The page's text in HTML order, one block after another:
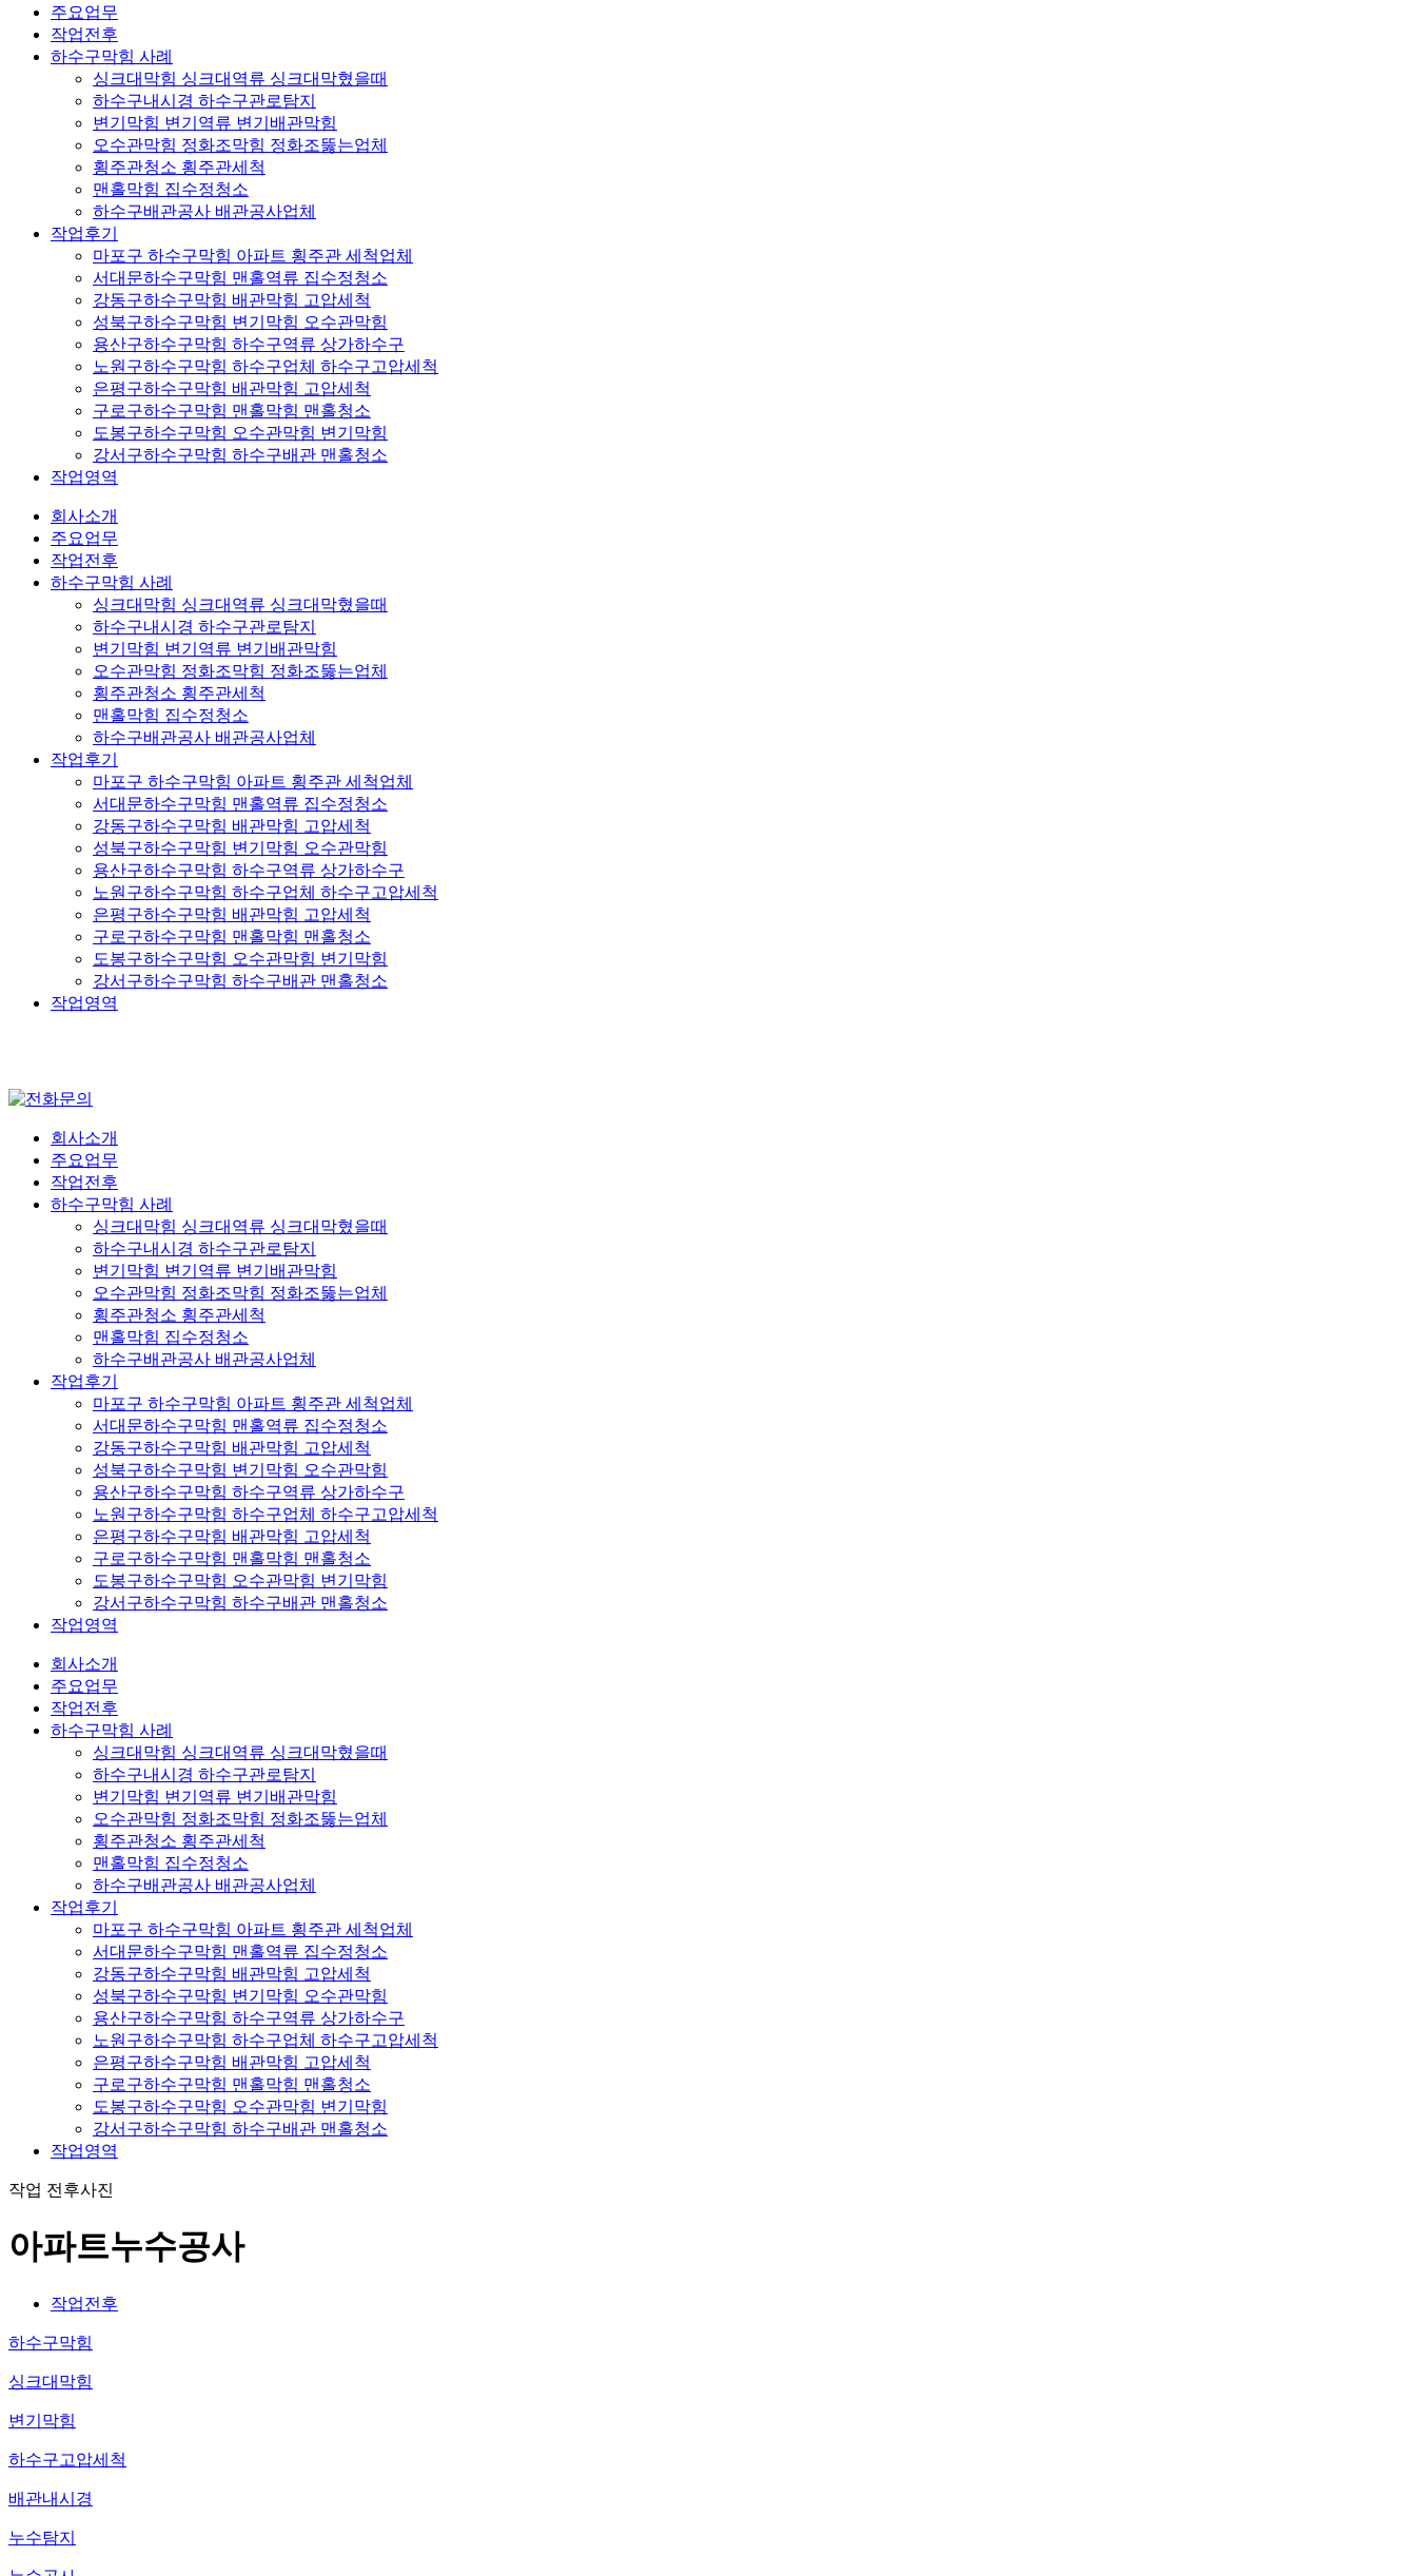
주요업무
작업전후
하수구막힘 사례
싱크대막힘 싱크대역류 싱크대막혔을때
하수구내시경 하수구관로탐지
변기막힘 변기역류 변기배관막힘
오수관막힘 정화조막힘 정화조뚫는업체
횡주관청소 횡주관세척
맨홀막힘 집수정청소
하수구배관공사 배관공사업체
작업후기
마포구 하수구막힘 아파트 횡주관 세척업체
서대문하수구막힘 맨홀역류 집수정청소
강동구하수구막힘 배관막힘 고압세척
성북구하수구막힘 변기막힘 오수관막힘
용산구하수구막힘 하수구역류 상가하수구
노원구하수구막힘 하수구업체 하수구고압세척
은평구하수구막힘 배관막힘 고압세척
구로구하수구막힘 맨홀막힘 맨홀청소
도봉구하수구막힘 오수관막힘 변기막힘
강서구하수구막힘 하수구배관 맨홀청소
작업영역
회사소개
주요업무
작업전후
하수구막힘 사례
싱크대막힘 싱크대역류 싱크대막혔을때
하수구내시경 하수구관로탐지
변기막힘 변기역류 변기배관막힘
오수관막힘 정화조막힘 정화조뚫는업체
횡주관청소 횡주관세척
맨홀막힘 집수정청소
하수구배관공사 배관공사업체
작업후기
마포구 하수구막힘 아파트 횡주관 세척업체
서대문하수구막힘 맨홀역류 집수정청소
강동구하수구막힘 배관막힘 고압세척
성북구하수구막힘 변기막힘 오수관막힘
용산구하수구막힘 하수구역류 상가하수구
노원구하수구막힘 하수구업체 하수구고압세척
은평구하수구막힘 배관막힘 고압세척
구로구하수구막힘 맨홀막힘 맨홀청소
도봉구하수구막힘 오수관막힘 변기막힘
강서구하수구막힘 하수구배관 맨홀청소
작업영역
회사소개
주요업무
작업전후
하수구막힘 사례
싱크대막힘 싱크대역류 싱크대막혔을때
하수구내시경 하수구관로탐지
변기막힘 변기역류 변기배관막힘
오수관막힘 정화조막힘 정화조뚫는업체
횡주관청소 횡주관세척
맨홀막힘 집수정청소
하수구배관공사 배관공사업체
작업후기
마포구 하수구막힘 아파트 횡주관 세척업체
서대문하수구막힘 맨홀역류 집수정청소
강동구하수구막힘 배관막힘 고압세척
성북구하수구막힘 변기막힘 오수관막힘
용산구하수구막힘 하수구역류 상가하수구
노원구하수구막힘 하수구업체 하수구고압세척
은평구하수구막힘 배관막힘 고압세척
구로구하수구막힘 맨홀막힘 맨홀청소
도봉구하수구막힘 오수관막힘 변기막힘
강서구하수구막힘 하수구배관 맨홀청소
작업영역
회사소개
주요업무
작업전후
하수구막힘 사례
싱크대막힘 싱크대역류 싱크대막혔을때
하수구내시경 하수구관로탐지
변기막힘 변기역류 변기배관막힘
오수관막힘 정화조막힘 정화조뚫는업체
횡주관청소 횡주관세척
맨홀막힘 집수정청소
하수구배관공사 배관공사업체
작업후기
마포구 하수구막힘 아파트 횡주관 세척업체
서대문하수구막힘 맨홀역류 집수정청소
강동구하수구막힘 배관막힘 고압세척
성북구하수구막힘 변기막힘 오수관막힘
용산구하수구막힘 하수구역류 상가하수구
노원구하수구막힘 하수구업체 하수구고압세척
은평구하수구막힘 배관막힘 고압세척
구로구하수구막힘 맨홀막힘 맨홀청소
도봉구하수구막힘 오수관막힘 변기막힘
강서구하수구막힘 하수구배관 맨홀청소
작업영역
작업 전후사진
아파트누수공사
작업전후
하수구막힘
싱크대막힘
변기막힘
하수구고압세척
배관내시경
누수탐지